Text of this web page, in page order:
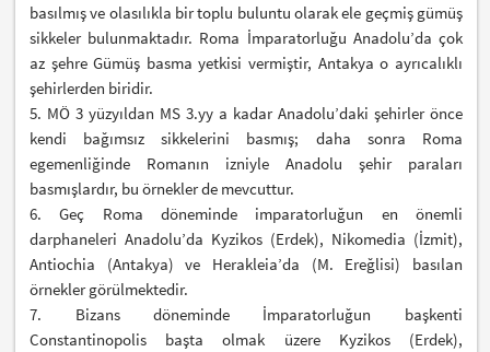
basılmış ve olasılıkla bir toplu buluntu olarak ele geçmiş gümüş
sikkeler bulunmaktadır. Roma İmparatorluğu Anadolu’da çok
az şehre Gümüş basma yetkisi vermiştir, Antakya o ayrıcalıklı
şehirlerden biridir.
5. MÖ 3 yüzyıldan MS 3.yy a kadar Anadolu’daki şehirler önce
kendi bağımsız sikkelerini basmış; daha sonra Roma
egemenliğinde Romanın izniyle Anadolu şehir paraları
basmışlardır, bu örnekler de mevcuttur.
6. Geç Roma döneminde imparatorluğun en önemli
darphaneleri Anadolu’da Kyzikos (Erdek), Nikomedia (İzmit),
Antiochia (Antakya) ve Herakleia’da (M. Ereğlisi) basılan
örnekler görülmektedir.
7. Bizans döneminde İmparatorluğun başkenti
Constantinopolis başta olmak üzere Kyzikos (Erdek),